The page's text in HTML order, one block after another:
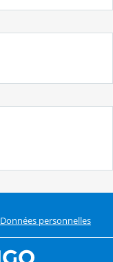
Données personnelles